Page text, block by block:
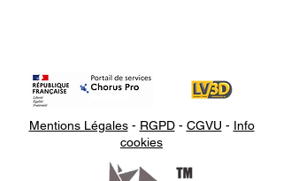
Mentions Légales- RGPD- CGVU - Info
cookies